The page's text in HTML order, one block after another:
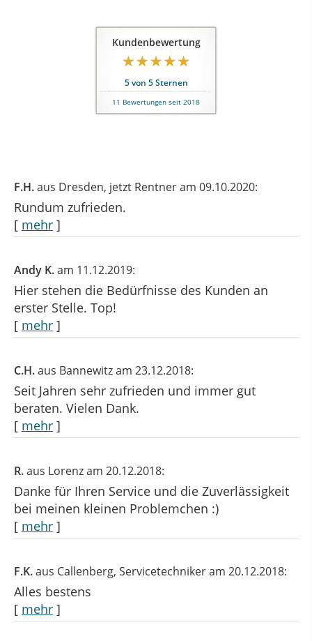
Kundenbewertung
5von 5Sternen
11 Bewertungen seit 2018
F.H.aus Dresden, jetzt Rentneram 09.10.2020:
Rundum zufrieden.
[ mehr ]
Andy K.am 11.12.2019:
Hier stehen die Bedürfnisse des Kunden an
erster Stelle. Top!
[ mehr ]
C.H.aus Bannewitzam 23.12.2018:
Seit Jahren sehr zufrieden und immer gut
beraten. Vielen Dank.
[ mehr ]
R.aus Lorenzam 20.12.2018:
Danke für Ihren Service und die Zuverlässigkeit
bei meinen kleinen Problemchen :)
[ mehr ]
F.K.aus Callenberg, Servicetechnikeram 20.12.2018:
Alles bestens
[ mehr ]